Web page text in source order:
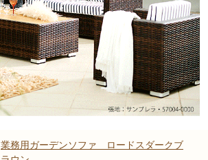
業務用ガーデンソファ ロードスダークブ